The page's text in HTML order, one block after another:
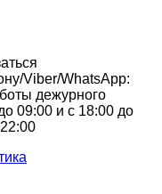
Viber/WhatsApp:
дежурного
09:00 и с 18:00 до